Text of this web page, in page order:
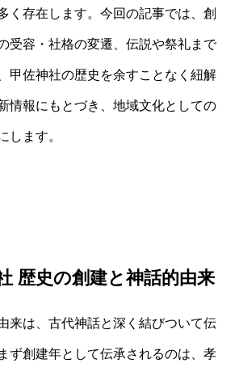
く存在します。今回の記事では、創
受容・社格の変遷、伝説や祭礼まで
甲佐神社の歴史を余すことなく紐解
情報にもとづき、地域文化としての
します。
歴史の創建と神話的由来
来は、古代神話と深く結びついて伝
ず創建年として伝承されるのは、孝